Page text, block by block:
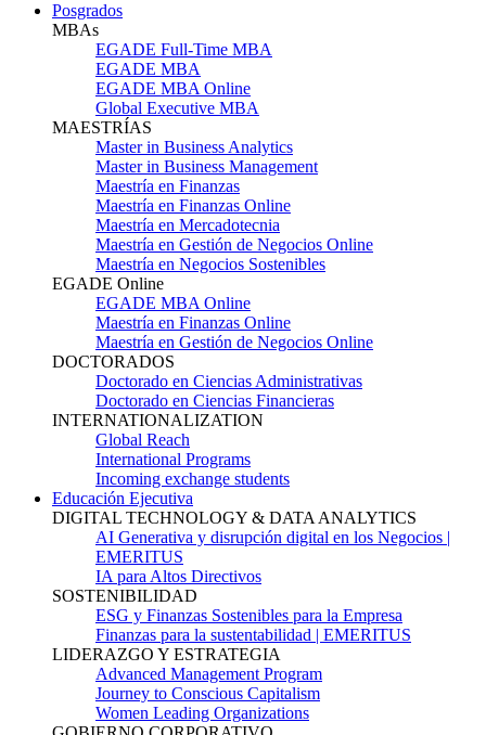
Posgrados
MBAs
EGADE Full-Time MBA
EGADE MBA
EGADE MBA Online
Global Executive MBA
MAESTRÍAS
Master in Business Analytics
Master in Business Management
Maestría en Finanzas
Maestría en Finanzas Online
Maestría en Mercadotecnia
Maestría en Gestión de Negocios Online
Maestría en Negocios Sostenibles
EGADE Online
EGADE MBA Online
Maestría en Finanzas Online
Maestría en Gestión de Negocios Online
DOCTORADOS
Doctorado en Ciencias Administrativas
Doctorado en Ciencias Financieras
INTERNATIONALIZATION
Global Reach
International Programs
Incoming exchange students
Educación Ejecutiva
DIGITAL TECHNOLOGY & DATA ANALYTICS
AI Generativa y disrupción digital en los Negocios |
EMERITUS
IA para Altos Directivos
SOSTENIBILIDAD
ESG y Finanzas Sostenibles para la Empresa
Finanzas para la sustentabilidad | EMERITUS
LIDERAZGO Y ESTRATEGIA
Advanced Management Program
Journey to Conscious Capitalism
Women Leading Organizations